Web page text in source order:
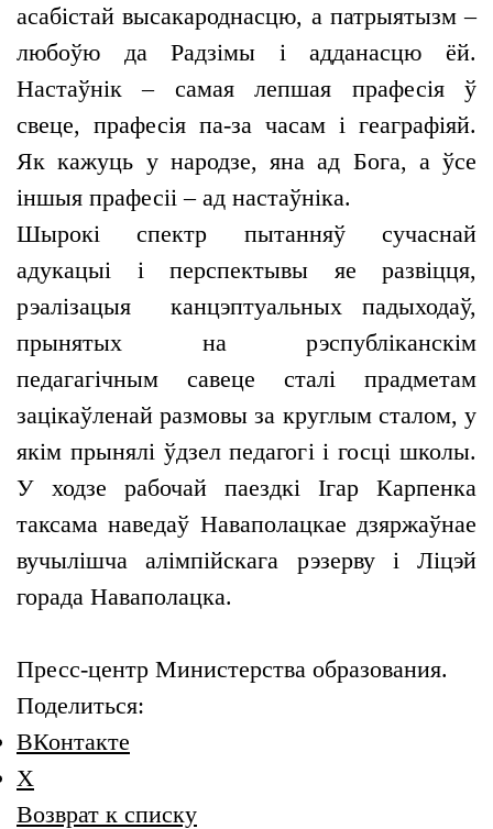
асабістай высакароднасцю, а патрыятызм –
любоўю да Радзімы і адданасцю ёй.
Настаўнік – самая лепшая прафесія ў
свеце, прафесія па-за часам і геаграфіяй.
Як кажуць у народзе, яна ад Бога, а ўсе
іншыя прафесіі – ад настаўніка.
Шырокі спектр пытанняў сучаснай
адукацыі і перспектывы яе развіцця,
рэалізацыя канцэптуальных падыходаў,
прынятых на рэспубліканскім
педагагічным савеце сталі прадметам
зацікаўленай размовы за круглым сталом, у
якім прынялі ўдзел педагогі і госці школы.
У ходзе рабочай паездкі Ігар Карпенка
таксама наведаў Наваполацкае дзяржаўнае
вучылішча алімпійскага рэзерву і Ліцэй
горада Наваполацка.
Пресс-центр Министерства образования.
Поделиться:
ВКонтакте
X
Возврат к списку